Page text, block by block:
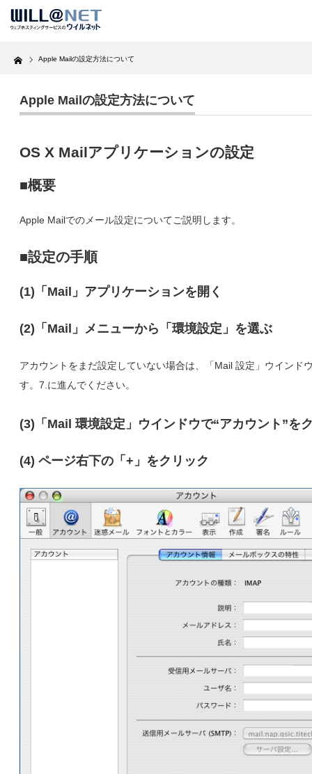
Home Apple Mailの設定方法について
Apple Mailの設定方法について
OS X Mailアプリケーションの設定
■概要
Apple Mailでのメール設定についてご説明します。
■設定の手順
(1)「Mail」アプリケーションを開く
(2)「Mail」メニューから「環境設定」を選ぶ
アカウントをまだ設定していない場合は、「Mail 設定」ウインド
す。7.に進んでください。
(3)「Mail 環境設定」ウインドウで“アカウント”を
(4) ページ右下の「+」をクリック